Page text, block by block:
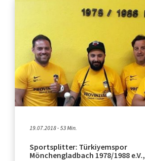
19.07.2018 - 53 Min.
Sportsplitter: Türkiyemspor
Mönchengladbach 1978/1988 e.V.,